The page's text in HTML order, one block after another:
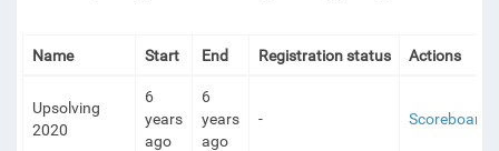
Name Start End Registration status Actions
Upsolving
2020
6
years
ago
6
years
ago
- Scoreboard